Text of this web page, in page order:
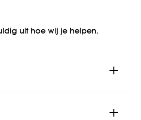
uit hoe wij je helpen.